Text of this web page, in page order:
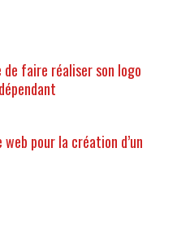
faire réaliser son logo
pour la création d’un